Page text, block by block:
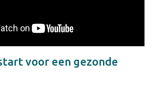
voor een gezonde